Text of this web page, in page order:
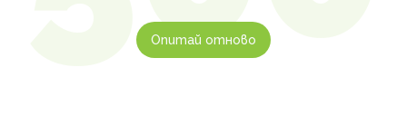
Опитай отново